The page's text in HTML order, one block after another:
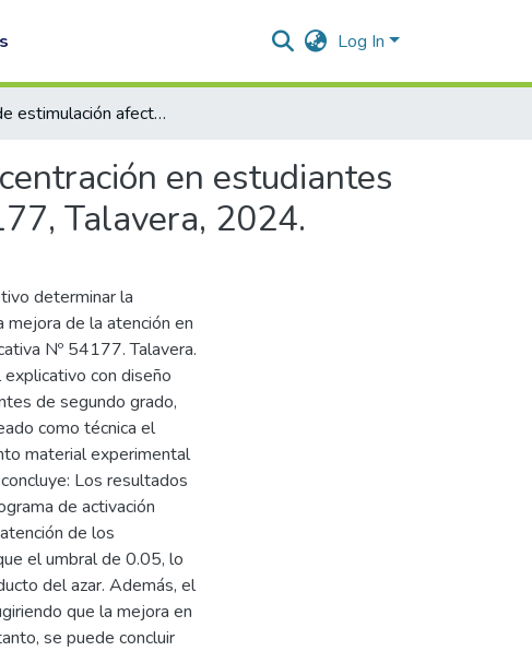
Log In
Taller de estimulación afectiva para fortalecer la concentración en estudiantes del segundo grado de la Institución Educativa Nº 54177, Talavera, 2024.
en estudiantes
Talavera, 2024.
determinar la
mejora de la atención en
Nº 54177. Talavera.
con diseño
de segundo grado,
como técnica el
material experimental
Los resultados
de activación
de los
el umbral de 0.05, lo
del azar. Además, el
que la mejora en
se puede concluir